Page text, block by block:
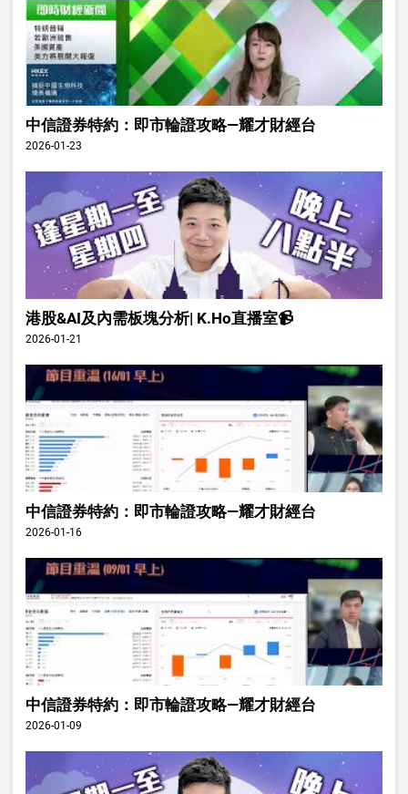
中信證券特約：即市輪證攻略—耀才財經台
2026-01-23
港股&AI及內需板塊分析| K.Ho直播室📹
2026-01-21
中信證券特約：即市輪證攻略—耀才財經台
2026-01-16
中信證券特約：即市輪證攻略—耀才財經台
2026-01-09